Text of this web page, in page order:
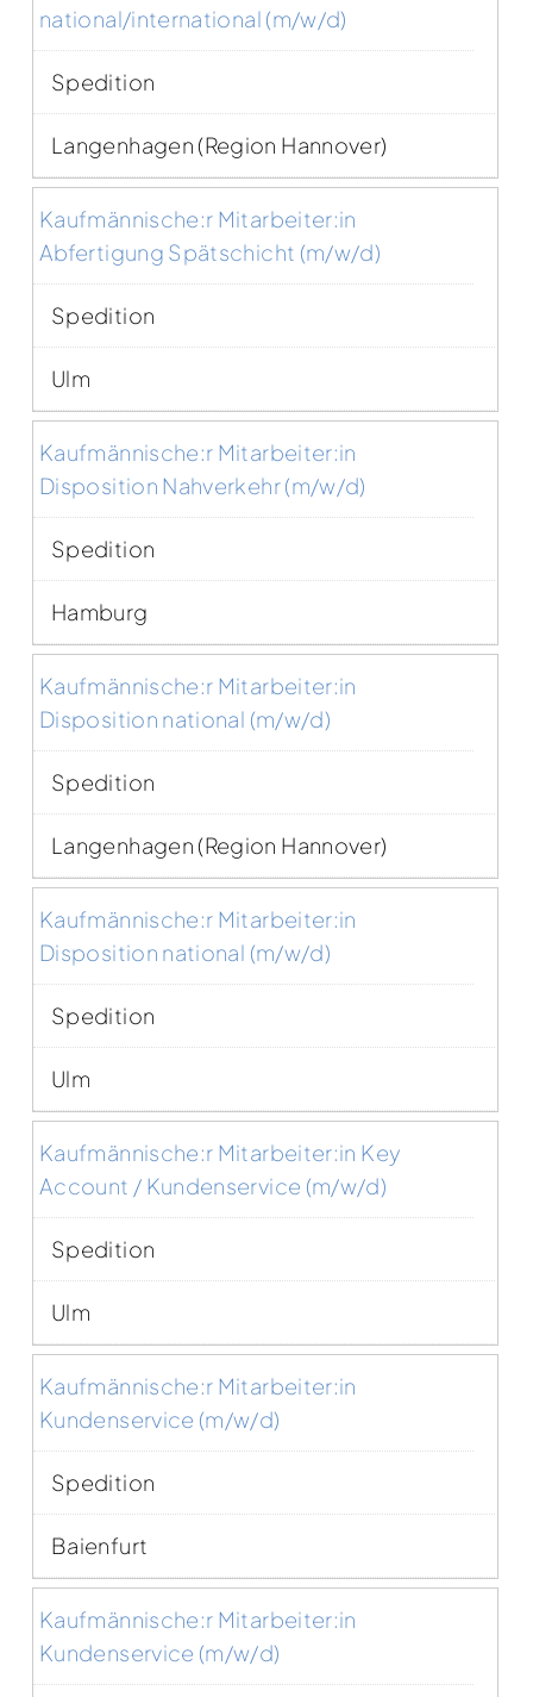
national/international (m/w/d)
Spedition
Langenhagen (Region Hannover)
Kaufmännische:r Mitarbeiter:in
Abfertigung Spätschicht (m/w/d)
Spedition
Ulm
Kaufmännische:r Mitarbeiter:in
Disposition Nahverkehr (m/w/d)
Spedition
Hamburg
Kaufmännische:r Mitarbeiter:in
Disposition national (m/w/d)
Spedition
Langenhagen (Region Hannover)
Kaufmännische:r Mitarbeiter:in
Disposition national (m/w/d)
Spedition
Ulm
Kaufmännische:r Mitarbeiter:in Key
Account / Kundenservice (m/w/d)
Spedition
Ulm
Kaufmännische:r Mitarbeiter:in
Kundenservice (m/w/d)
Spedition
Baienfurt
Kaufmännische:r Mitarbeiter:in
Kundenservice (m/w/d)